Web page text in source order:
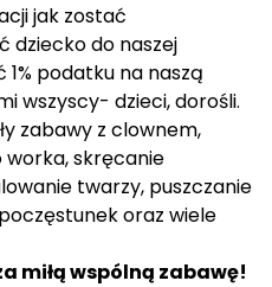
jak zostać
dziecko do naszej
1% podatku na naszą
wszyscy- dzieci, dorośli.
zabawy z clownem,
skręcanie
twarzy, puszczanie
oraz wiele
miłą wspólną zabawę!